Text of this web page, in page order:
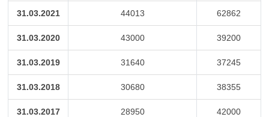
31.03.2021 44013 62862
31.03.2020 43000 39200
31.03.2019 31640 37245
31.03.2018 30680 38355
31.03.2017 28950 42000